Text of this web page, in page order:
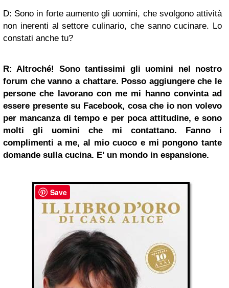
D: Sono in forte aumento gli uomini, che svolgono attività
non inerenti al settore culinario, che sanno cucinare. Lo
constati anche tu?
R: Altroché! Sono tantissimi gli uomini nel nostro
forum che vanno a chattare. Posso aggiungere che le
persone che lavorano con me mi hanno convinta ad
essere presente su Facebook, cosa che io non volevo
per mancanza di tempo e per poca attitudine, e sono
molti gli uomini che mi contattano. Fanno i
complimenti a me, al mio cuoco e mi pongono tante
domande sulla cucina. E’ un mondo in espansione.
Save